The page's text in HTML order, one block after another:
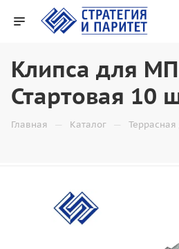
Клипса для
Стартовая 10
Главная — Каталог —